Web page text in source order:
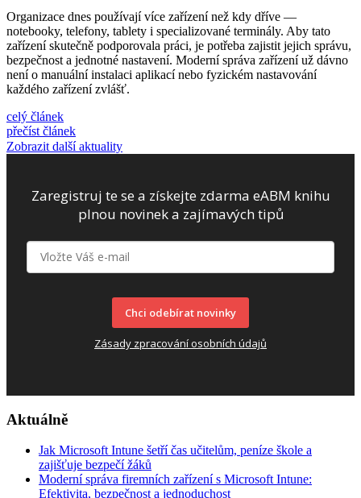
Organizace dnes používají více zařízení než kdy dříve —
notebooky, telefony, tablety i specializované terminály. Aby tato
zařízení skutečně podporovala práci, je potřeba zajistit jejich správu,
bezpečnost a jednotné nastavení. Moderní správa zařízení už dávno
není o manuální instalaci aplikací nebo fyzickém nastavování
každého zařízení zvlášť.
celý článek
přečíst článek
Zobrazit další aktuality
Zaregistruj te se a získejte zdarma eABM knihu
plnou novinek a zajímavých tipů
Chci odebírat novinky
Zásady zpracování osobních údajů
Aktuálně
Jak Microsoft Intune šetří čas učitelům, peníze škole a
zajišťuje bezpečí žáků
Moderní správa firemních zařízení s Microsoft Intune:
Efektivita, bezpečnost a jednoduchost